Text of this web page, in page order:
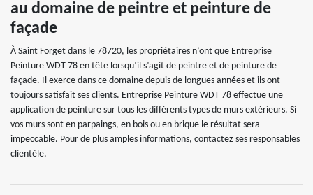
au domaine de peintre et peinture de
façade
À Saint Forget dans le 78720, les propriétaires n’ont que Entreprise
Peinture WDT 78 en tête lorsqu’il s’agit de peintre et de peinture de
façade. Il exerce dans ce domaine depuis de longues années et ils ont
toujours satisfait ses clients. Entreprise Peinture WDT 78 effectue une
application de peinture sur tous les différents types de murs extérieurs. Si
vos murs sont en parpaings, en bois ou en brique le résultat sera
impeccable. Pour de plus amples informations, contactez ses responsables
clientèle.